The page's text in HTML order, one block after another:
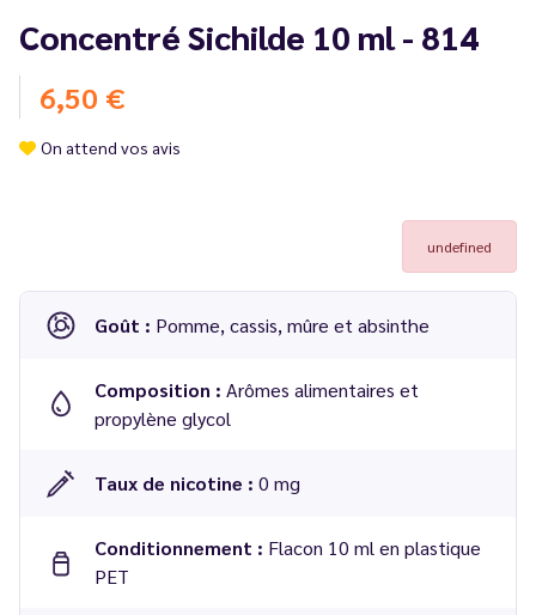
Concentré Sichilde 10 ml - 814
6,50 €
On attend vos avis
undefined
Goût : Pomme, cassis, mûre et absinthe
Composition : Arômes alimentaires et
propylène glycol
Taux de nicotine : 0 mg
Conditionnement : Flacon 10 ml en plastique
PET